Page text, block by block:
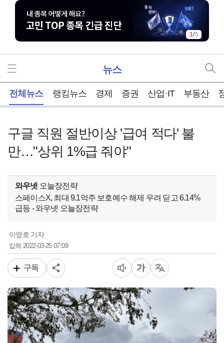
1/5
뉴스
전체뉴스 랭킹뉴스 경제 증권 산업·IT 부동산
구글 직원 절반이상 '급여 적다' 불
만…"상위 1%급 줘야"
와우넷 오늘장전략
스페이스X, 최대 9.1억주 보호예수 해제 우려 딛고 6.14%
급등 - 와우넷 오늘장전략
이영호 기자
입력2022-03-25 07:09
구독